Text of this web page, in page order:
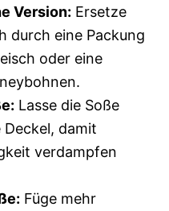
Version: Ersetze
durch eine Packung
oder eine
Lasse die Soße
damit
verdampfen
Füge mehr